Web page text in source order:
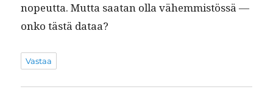
nopeut­ta. Mut­ta saatan olla vähem­mistössä —
onko tästä dataa?
Vastaa